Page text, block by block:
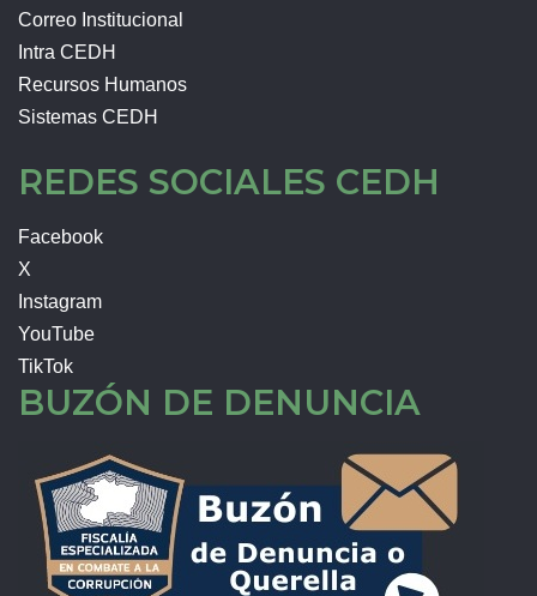
Correo Institucional
Intra CEDH
Recursos Humanos
Sistemas CEDH
REDES SOCIALES CEDH
Facebook
X
Instagram
YouTube
TikTok
BUZÓN DE DENUNCIA